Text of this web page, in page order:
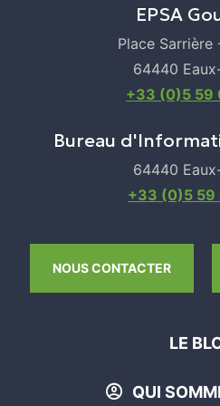
EPSA
Place Sarrière
64440
+33 (0)5 59
Bureau
64440
+33 (0)5 59
NOUS CONTACTER
LE
QUI